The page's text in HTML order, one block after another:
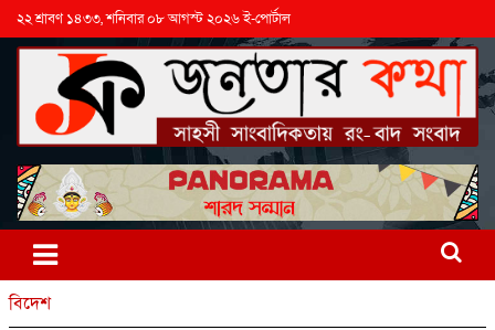
২২ শ্রাবণ ১৪৩৩, শনিবার ০৮ আগস্ট ২০২৬ ই-পোর্টাল
বিদেশ